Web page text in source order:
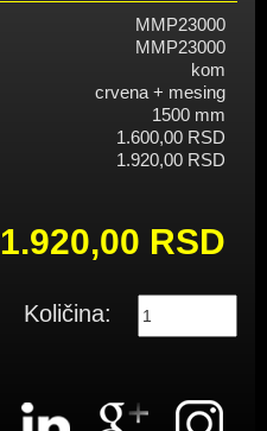
MMP23000
MMP23000
kom
crvena + mesing
1500 mm
1.600,00 RSD
1.920,00 RSD
1.920,00 RSD
Količina: